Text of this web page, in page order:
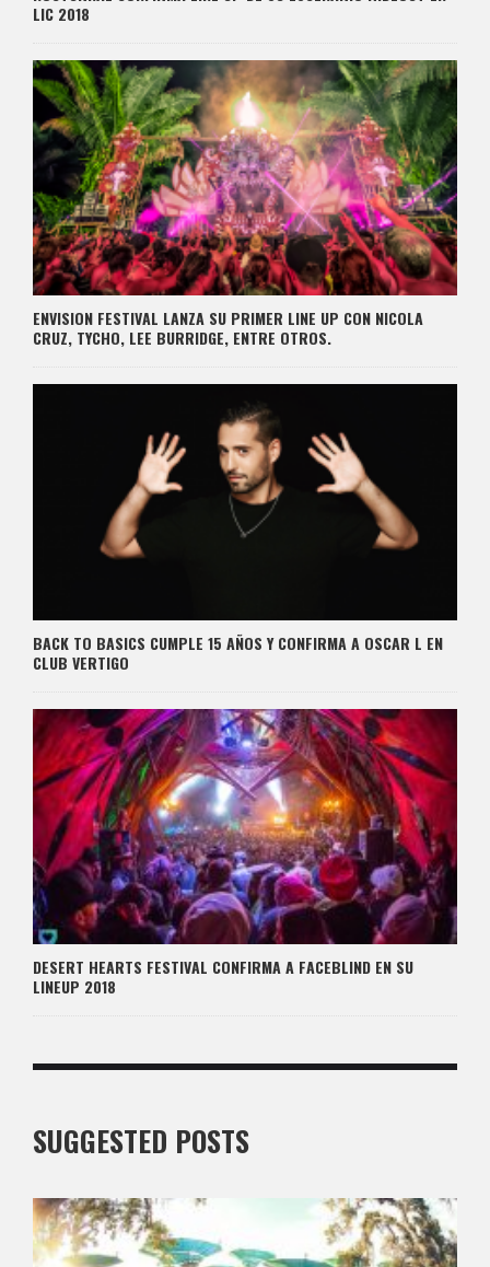
LIC 2018
ENVISION FESTIVAL LANZA SU PRIMER LINE UP CON NICOLA
CRUZ, TYCHO, LEE BURRIDGE, ENTRE OTROS.
BACK TO BASICS CUMPLE 15 AÑOS Y CONFIRMA A OSCAR L EN
CLUB VERTIGO
DESERT HEARTS FESTIVAL CONFIRMA A FACEBLIND EN SU
LINEUP 2018
SUGGESTED POSTS